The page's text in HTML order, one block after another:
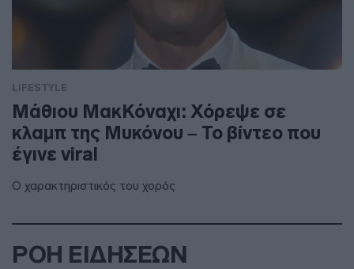
LIFESTYLE
Μάθιου ΜακΚόναχι: Χόρεψε σε
κλαμπ της Μυκόνου – Το βίντεο που
έγινε viral
Ο χαρακτηριστικός του χορός
ΡΟΗ ΕΙΔΗΣΕΩΝ